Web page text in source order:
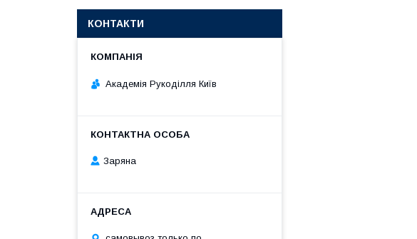
КОНТАКТИ
Академія Рукоділля Київ
Заряна